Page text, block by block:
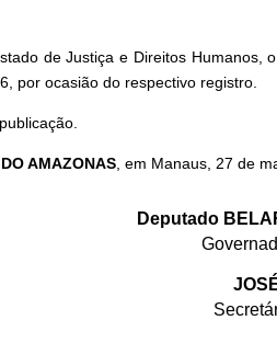
de Justiça e Direitos
por ocasião do respectivo registro.
AMAZONAS, em Manaus, 27 de
Deputado